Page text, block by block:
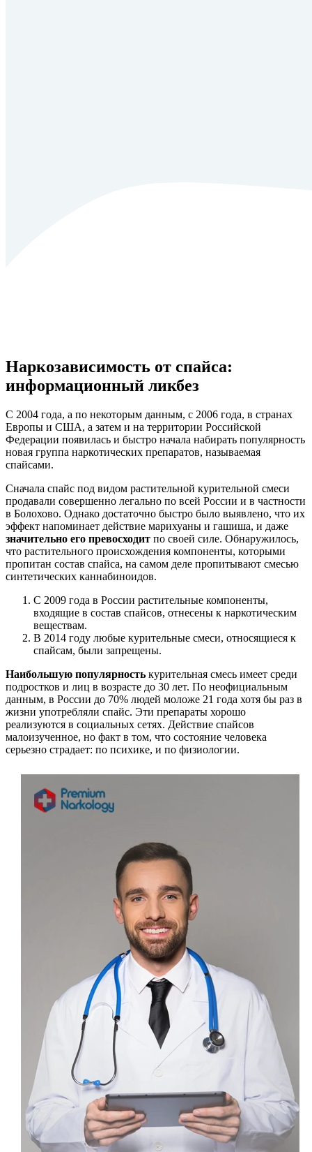
Наркозависимость от спайса:
информационный ликбез
С 2004 года, а по некоторым данным, с 2006 года, в странах
Европы и США, а затем и на территории Российской
Федерации появилась и быстро начала набирать популярность
новая группа наркотических препаратов, называемая
спайсами.
Сначала спайс под видом растительной курительной смеси
продавали совершенно легально по всей России и в частности
в Болохово. Однако достаточно быстро было выявлено, что их
эффект напоминает действие марихуаны и гашиша, и даже
значительно его превосходит по своей силе. Обнаружилось,
что растительного происхождения компоненты, которыми
пропитан состав спайса, на самом деле пропитывают смесью
синтетических каннабиноидов.
С 2009 года в России растительные компоненты,
входящие в состав спайсов, отнесены к наркотическим
веществам.
В 2014 году любые курительные смеси, относящиеся к
спайсам, были запрещены.
Наибольшую популярность курительная смесь имеет среди
подростков и лиц в возрасте до 30 лет. По неофициальным
данным, в России до 70% людей моложе 21 года хотя бы раз в
жизни употребляли спайс. Эти препараты хорошо
реализуются в социальных сетях. Действие спайсов
малоизученное, но факт в том, что состояние человека
серьезно страдает: по психике, и по физиологии.